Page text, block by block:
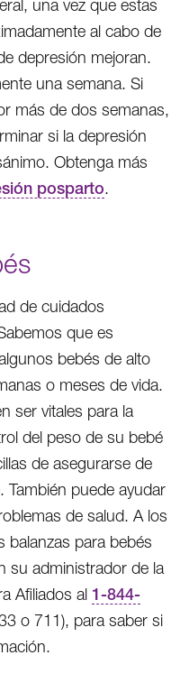
una vez que estas
al cabo de
depresión mejoran.
una semana. Si
más de dos semanas,
si la depresión
Obtenga más
posparto.
de cuidados
que es
bebés de alto
o meses de vida.
ser vitales para la
del peso de su bebé
de asegurarse de
puede ayudar
de salud. A los
balanzas para bebés
su administrador de la
Afiliados al 1-844-
o 711), para saber si